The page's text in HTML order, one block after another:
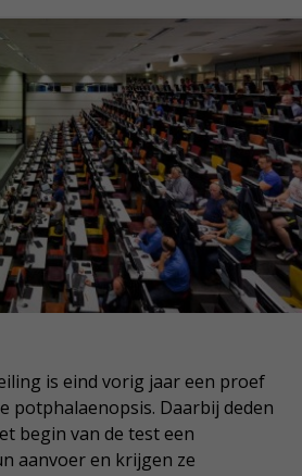
is eind vorig jaar een proef
potphalaenopsis. Daarbij deden
begin van de test een
aanvoer en krijgen ze